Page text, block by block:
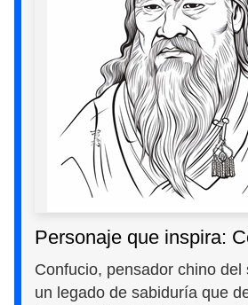
Personaje que inspira:
Confucio, pensador chino del
un legado de sabiduría que